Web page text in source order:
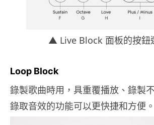
▲ Live Block 面板的按鈕
Loop Block
錄製歌曲時用，具重覆播放、錄製
錄取音效的功能可以更快捷和方便。